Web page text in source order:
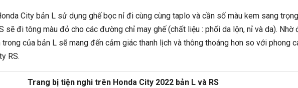
City bản L sử dụng ghế bọc nỉ đi cùng cùng taplo và cần số màu kem sang
sẽ đi tông màu đỏ cho các đường chỉ may ghế (chất liệu : phối da lộn, nỉ và da). Nhờ
trong của bản L sẽ mang đến cảm giác thanh lịch và thông thoáng hơn so với phong
RS.
Trang bị tiện nghi trên Honda City 2022 bản L và RS